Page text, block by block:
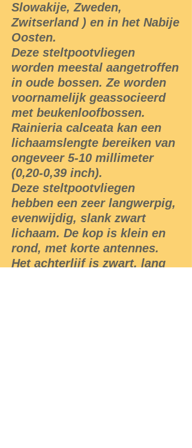
Slowakije, Zweden,
Zwitserland ) en in het Nabije
Oosten.
Deze steltpootvliegen
worden meestal aangetroffen
in oude bossen. Ze worden
voornamelijk geassocieerd
met beukenloofbossen.
Rainieria calceata kan een
lichaamslengte bereiken van
ongeveer 5-10 millimeter
(0,20-0,39 inch).
Deze steltpootvliegen
hebben een zeer langwerpig,
evenwijdig, slank zwart
lichaam. De kop is klein en
rond, met korte antennes.
Het achterlijf is zwart, lang